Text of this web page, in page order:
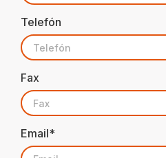
Telefón
Fax
Email*